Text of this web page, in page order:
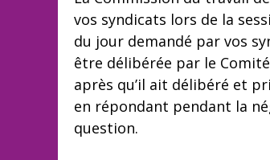
vos syndicats lors de la
du jour demandé par vos
être délibérée par le
après qu’il ait délibéré et
en répondant pendant la
question.